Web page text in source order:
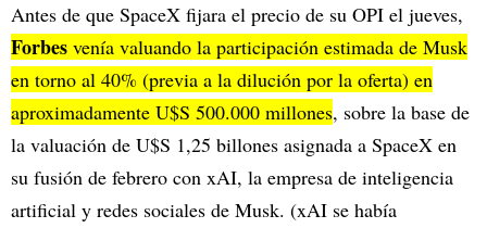
Antes de que SpaceX fijara el precio de su OPI el jueves,
Forbes venía valuando la participación estimada de Musk
en torno al 40% (previa a la dilución por la oferta) en
aproximadamente U$S 500.000 millones, sobre la base de
la valuación de U$S 1,25 billones asignada a SpaceX en
su fusión de febrero con xAI, la empresa de inteligencia
artificial y redes sociales de Musk. (xAI se había